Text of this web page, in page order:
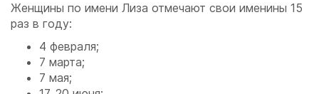
Женщины по имени Лиза отмечают свои именины 15
раз в году:
4 февраля;
7 марта;
7 мая;